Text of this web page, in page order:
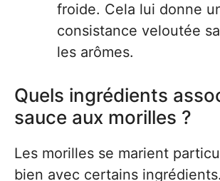
froide. Cela lui donne
consistance veloutée
les arômes.
Quels ingrédients
sauce aux morilles ?
Les morilles se marient
bien avec certains